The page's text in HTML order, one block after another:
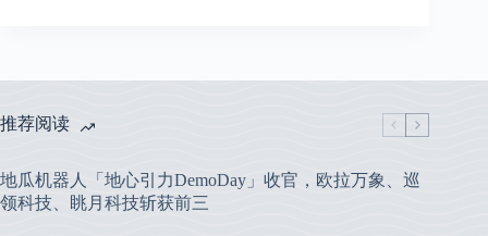
推荐阅读
地瓜机器人「地心引力DemoDay」收官，欧拉万象、巡
领科技、眺月科技斩获前三